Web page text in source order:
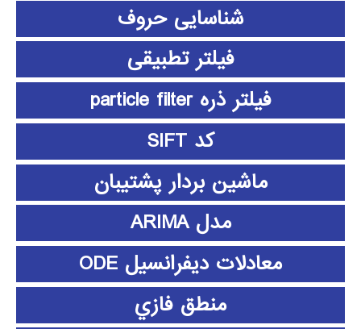
شناسایی حروف
فیلتر تطبیقی
فیلتر ذره particle filter
کد SIFT
ماشین بردار پشتیبان
مدل ARIMA
معادلات دیفرانسیل ODE
منطق فازي